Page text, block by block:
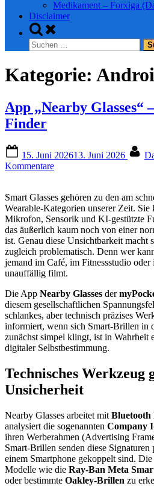
Medikament – Forxiga
Disclaimer
Toggle
search
form
Suchen
nach:
Kategorie:
App „Nearby Glasses“
Finder
on
15. Juni 202613. Juni 2026
Kommentarezu
Glasses“
–
Smart
Glas-
Finder
Smart Glasses gehören zu den am
Wearable‑Kategorien unserer Zeit.
Mikrofon, Sensorik und KI‑gestützte
das äußerlich kaum noch von einer
ist. Genau diese Unsichtbarkeit macht
zugleich problematisch. Denn wer
jemand im Café, im Fitnessstudio oder
unauffällig filmt.
Die App Nearby Glasses der
diesem gesellschaftlichen
schlankes, aber technisch präzises
informiert, wenn sich Smart‑Brillen in
zunächst simpel klingt, ist in Wahrheit
digitaler Selbstbestimmung.
Technisches Werkzeug
Unsicherheit
Nearby Glasses arbeitet mit
analysiert die sogenannten Company
ihren Werberahmen (Advertising
Smart‑Brillen senden diese
einem Smartphone gekoppelt sind.
Modelle wie die Ray‑Ban Meta
oder bestimmte Oakley‑Brillen zu